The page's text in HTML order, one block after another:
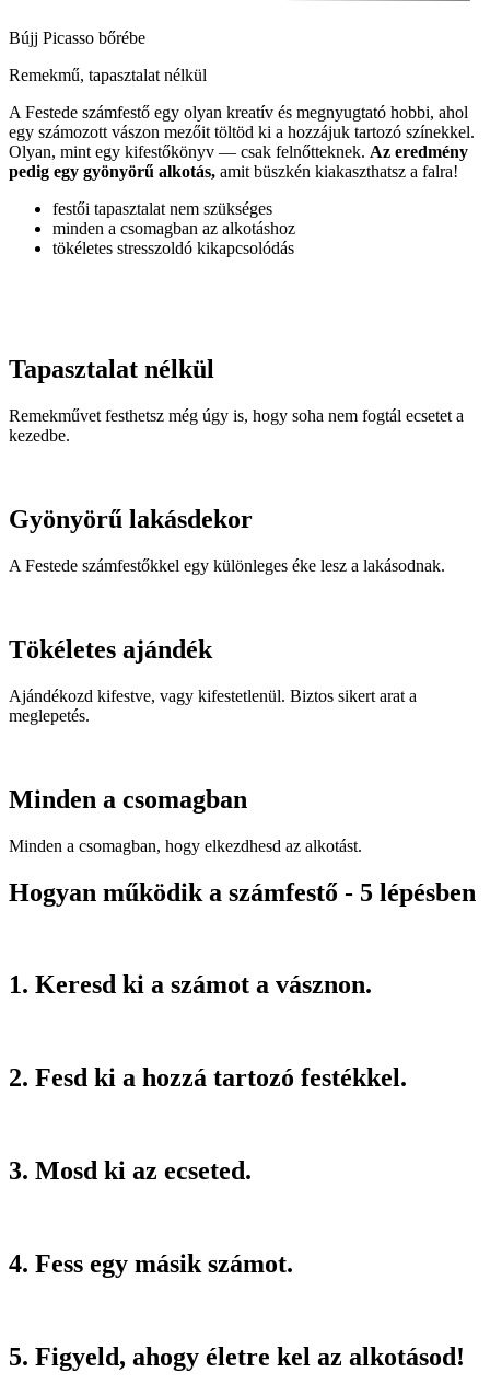
Bújj Picasso bőrébe
Remekmű, tapasztalat nélkül
A Festede számfestő egy olyan kreatív és megnyugtató hobbi, ahol
egy számozott vászon mezőit töltöd ki a hozzájuk tartozó színekkel.
Olyan, mint egy kifestőkönyv — csak felnőtteknek. Az eredmény
pedig egy gyönyörű alkotás, amit büszkén kiakaszthatsz a falra!
festői tapasztalat nem szükséges
minden a csomagban az alkotáshoz
tökéletes stresszoldó kikapcsolódás
Tapasztalat nélkül
Remekművet festhetsz még úgy is, hogy soha nem fogtál ecsetet a
kezedbe.
Gyönyörű lakásdekor
A Festede számfestőkkel egy különleges éke lesz a lakásodnak.
Tökéletes ajándék
Ajándékozd kifestve, vagy kifestetlenül. Biztos sikert arat a
meglepetés.
Minden a csomagban
Minden a csomagban, hogy elkezdhesd az alkotást.
Hogyan működik a számfestő - 5 lépésben
1. Keresd ki a számot a vásznon.
2. Fesd ki a hozzá tartozó festékkel.
3. Mosd ki az ecseted.
4. Fess egy másik számot.
5. Figyeld, ahogy életre kel az alkotásod!